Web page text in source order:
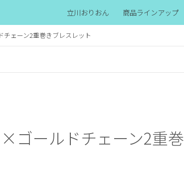
立川おりおん 商品ラインアップ
ェーン2重巻きブレスレット
ゴールドチェーン2重巻